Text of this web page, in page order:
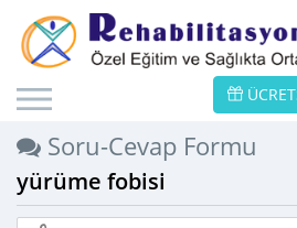
Soru-Cevap Formu
yürüme fobisi